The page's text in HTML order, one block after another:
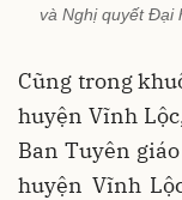
và Nghị quyết Đại
Cũng trong
huyện Vĩnh
Ban Tuyên
huyện Vĩnh